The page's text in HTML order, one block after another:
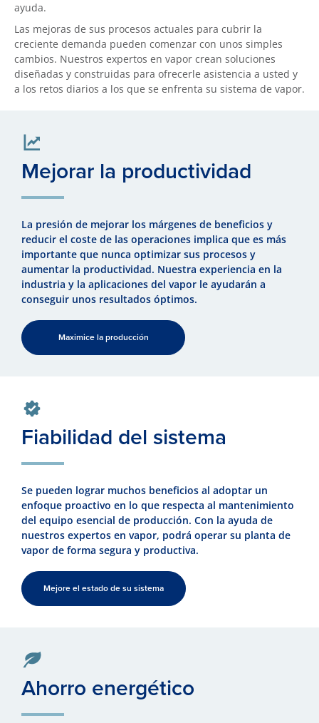
ayuda.
Las mejoras de sus procesos actuales para cubrir la
creciente demanda pueden comenzar con unos simples
cambios. Nuestros expertos en vapor crean soluciones
diseñadas y construidas para ofrecerle asistencia a usted y
a los retos diarios a los que se enfrenta su sistema de vapor.
Mejorar la productividad
La presión de mejorar los márgenes de beneficios y
reducir el coste de las operaciones implica que es más
importante que nunca optimizar sus procesos y
aumentar la productividad. Nuestra experiencia en la
industria y la aplicaciones del vapor le ayudarán a
conseguir unos resultados óptimos.
Maximice la producción
Fiabilidad del sistema
Se pueden lograr muchos beneficios al adoptar un
enfoque proactivo en lo que respecta al mantenimiento
del equipo esencial de producción. Con la ayuda de
nuestros expertos en vapor, podrá operar su planta de
vapor de forma segura y productiva.
Mejore el estado de su sistema
Ahorro energético